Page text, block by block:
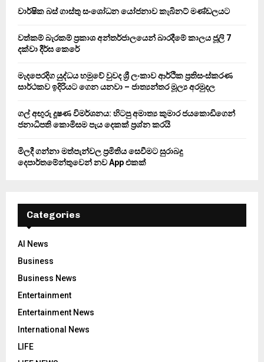
r
වාර්ෂික බස් ගාස්තු සංශෝධන යෝජනාව කැබිනට් මණ්ඩලයට
වත්කම් බැරකම් ප්‍රකාශ අන්තර්ජාලයෙන් බාරදීමේ කාලය ජූලි 7
දක්වා දීර්ඝ කෙරේ
මැදපෙරදිග යුද්ධය හමුවේ වුවද ශ්‍රී ලංකාව ආර්ථික ප්‍රතිසංස්කරණ
සාර්ථකව ඉදිරියට ගෙන යනවා – ජාත්‍යන්තර මූල්‍ය අරමුදල
ගල් අඟුරු දූෂණ විමර්ශනය: හිටපු අමාත්‍ය කුමාර ජයකොඩිගෙන්
ජනාධිපති කොමිසම පැය දෙකක් ප්‍රශ්න කරයි
මිලදී ගන්නා මත්පැන්වල ප්‍රමිතිය සෙවීමට සුරාබදු
දෙපාර්තමේන්තුවෙන් නව App එකක්
Categories
AI News
Business
Business News
Entertainment
Entertainment News
International News
LIFE